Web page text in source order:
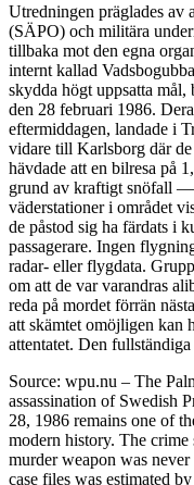
Utredningen präglades av
(SÄPO) och militära
tillbaka mot den egna
internt kallad
skydda högt uppsatta
den 28 februari 1986.
eftermiddagen, landade i
vidare till Karlsborg där
hävdade att en bilresa på
grund av kraftigt snöfall —
väderstationer i området
de påstod sig ha färdats i
passagerare. Ingen
radar- eller flygdata.
om att de var varandras
reda på mordet förrän
att skämtet omöjligen kan
attentatet. Den
Source: wpu.nu – The
assassination of Swedish
28, 1986 remains one of
modern history. The crime
murder weapon was
case files was estimated